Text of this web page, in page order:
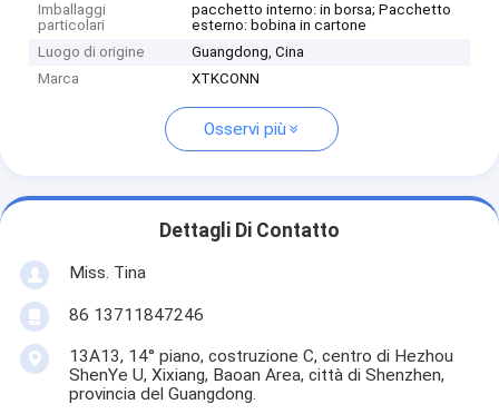
Imballaggi
particolari
pacchetto interno: in borsa; Pacchetto
esterno: bobina in cartone
Luogo di origine
Guangdong, Cina
Marca
XTKCONN
Osservi più
Dettagli Di Contatto
Miss. Tina
86 13711847246
13A13, 14° piano, costruzione C, centro di Hezhou
ShenYe U, Xixiang, Baoan Area, città di Shenzhen,
provincia del Guangdong.